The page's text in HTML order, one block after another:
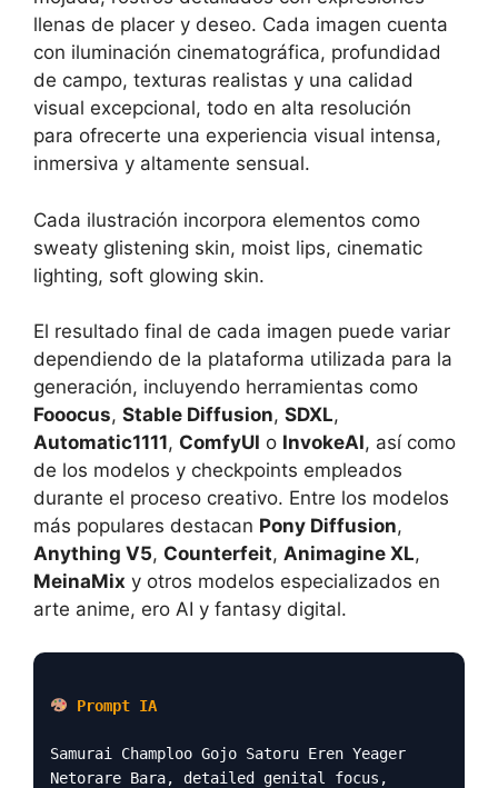
llenas de placer y deseo. Cada imagen cuenta
con iluminación cinematográfica, profundidad
de campo, texturas realistas y una calidad
visual excepcional, todo en alta resolución
para ofrecerte una experiencia visual intensa,
inmersiva y altamente sensual.
Cada ilustración incorpora elementos como
sweaty glistening skin, moist lips, cinematic
lighting, soft glowing skin.
El resultado final de cada imagen puede variar
dependiendo de la plataforma utilizada para la
generación, incluyendo herramientas como
Fooocus, Stable Diffusion, SDXL,
Automatic1111, ComfyUI o InvokeAI, así como
de los modelos y checkpoints empleados
durante el proceso creativo. Entre los modelos
más populares destacan Pony Diffusion,
Anything V5, Counterfeit, Animagine XL,
MeinaMix y otros modelos especializados en
arte anime, ero AI y fantasy digital.
Prompt IA
Samurai Champloo Gojo Satoru Eren Yeager
Netorare Bara, detailed genital focus,